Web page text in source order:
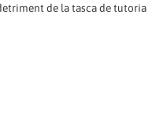
de la tasca de tutoria